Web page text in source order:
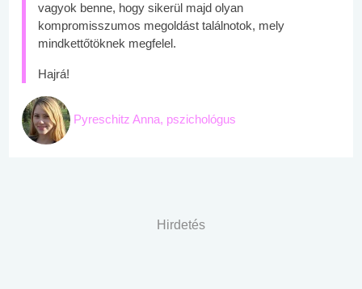
vagyok benne, hogy sikerül majd olyan
kompromisszumos megoldást találnotok, mely
mindkettőtöknek megfelel.
Hajrá!
Pyreschitz Anna, pszichológus
Hirdetés